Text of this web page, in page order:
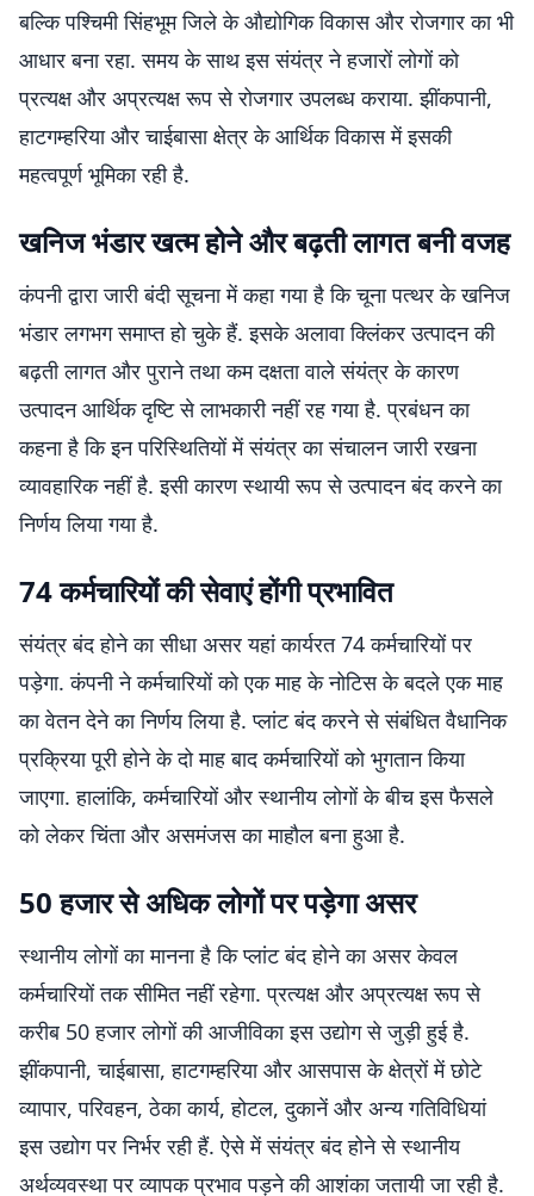
बल्कि पश्चिमी सिंहभूम जिले के औद्योगिक विकास और रोजगार का भी
आधार बना रहा. समय के साथ इस संयंत्र ने हजारों लोगों को
प्रत्यक्ष और अप्रत्यक्ष रूप से रोजगार उपलब्ध कराया. झींकपानी,
हाटगम्हरिया और चाईबासा क्षेत्र के आर्थिक विकास में इसकी
महत्वपूर्ण भूमिका रही है.
खनिज भंडार खत्म होने और बढ़ती लागत बनी वजह
कंपनी द्वारा जारी बंदी सूचना में कहा गया है कि चूना पत्थर के खनिज
भंडार लगभग समाप्त हो चुके हैं. इसके अलावा क्लिंकर उत्पादन की
बढ़ती लागत और पुराने तथा कम दक्षता वाले संयंत्र के कारण
उत्पादन आर्थिक दृष्टि से लाभकारी नहीं रह गया है. प्रबंधन का
कहना है कि इन परिस्थितियों में संयंत्र का संचालन जारी रखना
व्यावहारिक नहीं है. इसी कारण स्थायी रूप से उत्पादन बंद करने का
निर्णय लिया गया है.
74 कर्मचारियों की सेवाएं होंगी प्रभावित
संयंत्र बंद होने का सीधा असर यहां कार्यरत 74 कर्मचारियों पर
पड़ेगा. कंपनी ने कर्मचारियों को एक माह के नोटिस के बदले एक माह
का वेतन देने का निर्णय लिया है. प्लांट बंद करने से संबंधित वैधानिक
प्रक्रिया पूरी होने के दो माह बाद कर्मचारियों को भुगतान किया
जाएगा. हालांकि, कर्मचारियों और स्थानीय लोगों के बीच इस फैसले
को लेकर चिंता और असमंजस का माहौल बना हुआ है.
50 हजार से अधिक लोगों पर पड़ेगा असर
स्थानीय लोगों का मानना है कि प्लांट बंद होने का असर केवल
कर्मचारियों तक सीमित नहीं रहेगा. प्रत्यक्ष और अप्रत्यक्ष रूप से
करीब 50 हजार लोगों की आजीविका इस उद्योग से जुड़ी हुई है.
झींकपानी, चाईबासा, हाटगम्हरिया और आसपास के क्षेत्रों में छोटे
व्यापार, परिवहन, ठेका कार्य, होटल, दुकानें और अन्य गतिविधियां
इस उद्योग पर निर्भर रही हैं. ऐसे में संयंत्र बंद होने से स्थानीय
अर्थव्यवस्था पर व्यापक प्रभाव पड़ने की आशंका जतायी जा रही है.